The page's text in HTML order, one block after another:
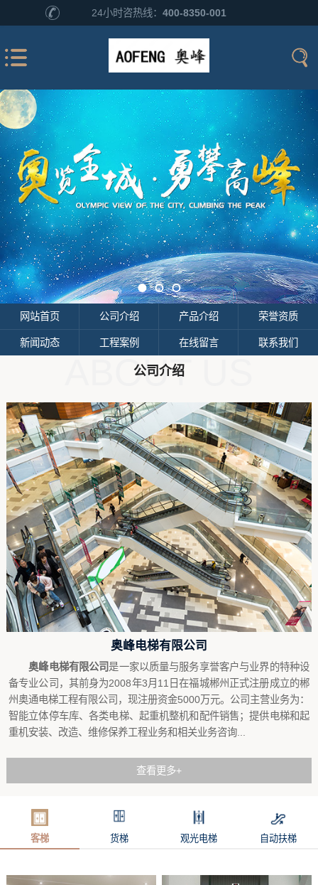
24小时咨热线： 400-8350-001
网站首页 公司介绍 产品介绍 荣誉资质
新闻动态 工程案例 在线留言 联系我们
公司介绍
ABOUT US
奥峰电梯有限公司
奥峰电梯有限公司是一家以质量与服务享誉客户与业界的特种设
备专业公司，其前身为2008年3月11日在福城郴州正式注册成立的郴
州奥通电梯工程有限公司，现注册资金5000万元。公司主营业务为：
智能立体停车库、各类电梯、起重机整机和配件销售；提供电梯和起
重机安装、改造、维修保养工程业务和相关业务咨询...
查看更多+
客梯 货梯 观光电梯 自动扶梯